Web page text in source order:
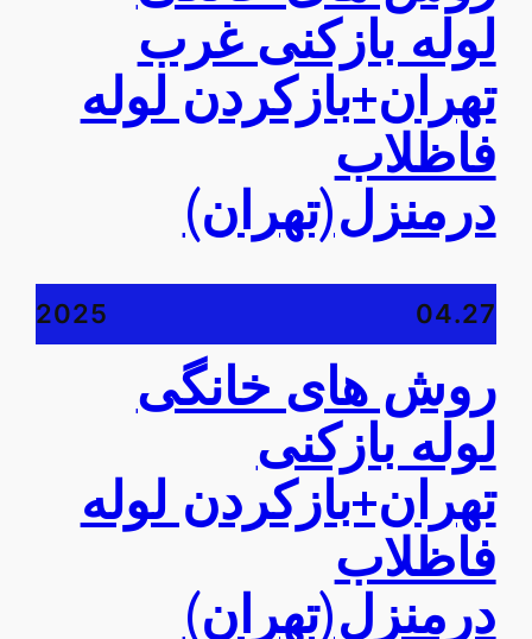
لوله بازکنی غرب
تهران+بازکردن لوله
فاظلاب
درمنزل(تهران)
04.27
2025
روش های خانگی
لوله بازکنی
تهران+بازکردن لوله
فاظلاب
درمنزل(تهران)